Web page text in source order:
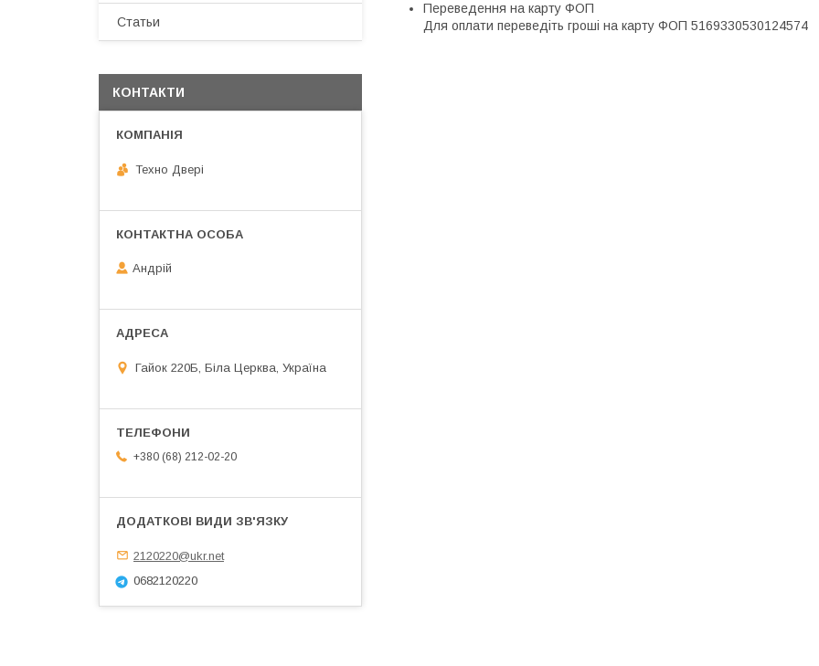
Переведення на карту ФОП
Для оплати переведіть гроші на карту ФОП 5169330530124574
Статьи
КОНТАКТИ
Техно Двері
Андрій
Гайок 220Б, Біла Церква, Україна
+380 (68) 212-02-20
2120220@ukr.net
0682120220